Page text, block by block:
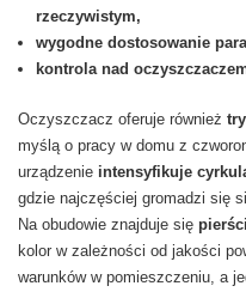
rzeczywistym,
wygodne dostosowanie
kontrola nad
Oczyszczacz oferuje również
myślą o pracy w domu z
urządzenie intensyfikuje
gdzie najczęściej gromadzi się
Na obudowie znajduje się
kolor w zależności od jakości
warunków w pomieszczeniu, a